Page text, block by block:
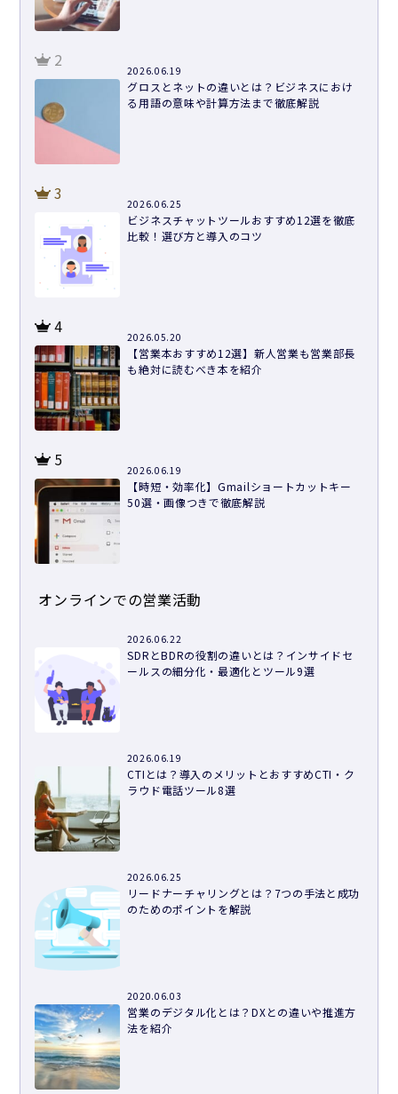
2
2026.06.19
グロスとネットの違いとは？ビジネスにおけ
る用語の意味や計算方法まで徹底解説
3
2026.06.25
ビジネスチャットツールおすすめ12選を徹底
比較！選び方と導入のコツ
4
2026.05.20
【営業本おすすめ12選】新人営業も営業部長
も絶対に読むべき本を紹介
5
2026.06.19
【時短・効率化】Gmailショートカットキー
50選・画像つきで徹底解説
オンラインでの営業活動
2026.06.22
SDRとBDRの役割の違いとは？インサイドセ
ールスの細分化・最適化とツール9選
2026.06.19
CTIとは？導入のメリットとおすすめCTI・ク
ラウド電話ツール8選
2026.06.25
リードナーチャリングとは？7つの手法と成功
のためのポイントを解説
2020.06.03
営業のデジタル化とは？DXとの違いや推進方
法を紹介